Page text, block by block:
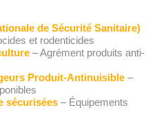
de Sécurité Sanitaire)
et rodenticides
– Agrément produits anti-
Produit-Antinuisible –
sécurisées – Équipements